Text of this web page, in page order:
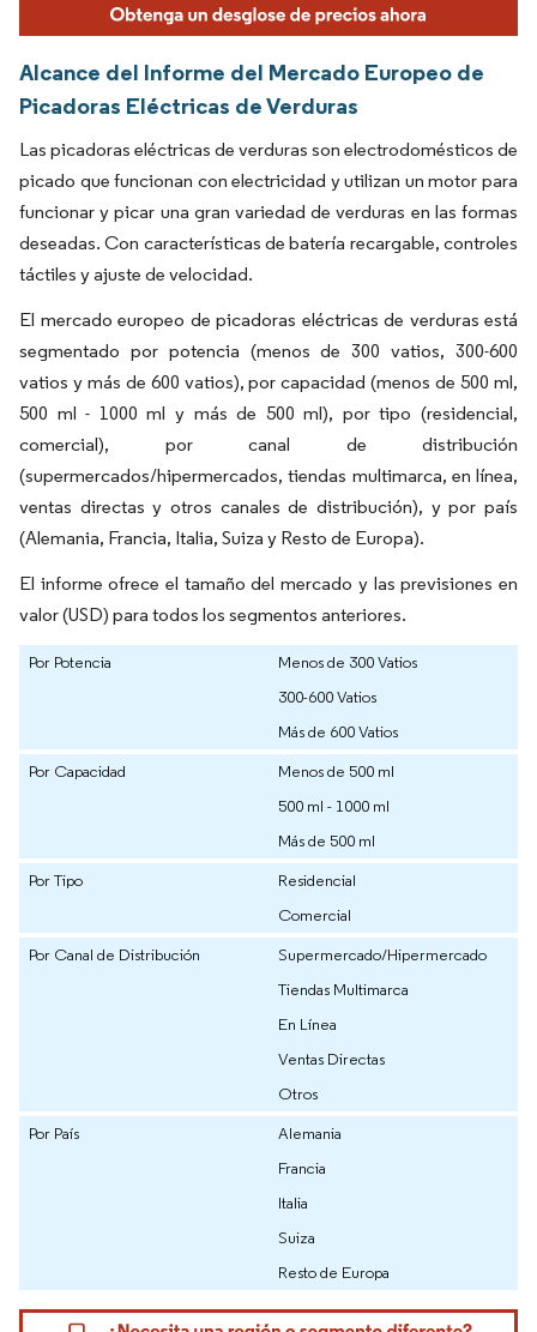
Alcance del Informe del Mercado Europeo de
Picadoras Eléctricas de Verduras
Las picadoras eléctricas de verduras son electrodomésticos de
picado que funcionan con electricidad y utilizan un motor para
funcionar y picar una gran variedad de verduras en las formas
deseadas. Con características de batería recargable, controles
táctiles y ajuste de velocidad.
El mercado europeo de picadoras eléctricas de verduras está
segmentado por potencia (menos de 300 vatios, 300-600
vatios y más de 600 vatios), por capacidad (menos de 500 ml,
500 ml - 1000 ml y más de 500 ml), por tipo (residencial,
comercial), por canal de distribución
(supermercados/hipermercados, tiendas multimarca, en línea,
ventas directas y otros canales de distribución), y por país
(Alemania, Francia, Italia, Suiza y Resto de Europa).
El informe ofrece el tamaño del mercado y las previsiones en
valor (USD) para todos los segmentos anteriores.
Por Potencia
Menos de 300 Vatios
300-600 Vatios
Más de 600 Vatios
Por Capacidad
Menos de 500 ml
500 ml - 1000 ml
Más de 500 ml
Por Tipo
Residencial
Comercial
Por Canal de Distribución
Supermercado/Hipermercado
Tiendas Multimarca
En Línea
Ventas Directas
Otros
Por País
Alemania
Francia
Italia
Suiza
Resto de Europa